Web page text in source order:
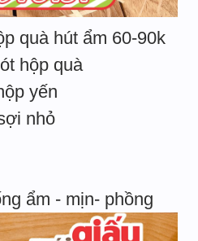
quà hút ẩm 60-90k
hộp quà
yến
nhỏ
ẩm - mịn- phồng